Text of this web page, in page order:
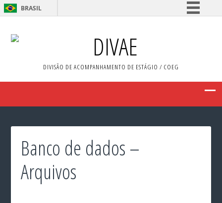
BRASIL
Acesso à informação
DIVAE
DIVISÃO DE ACOMPANHAMENTO DE ESTÁGIO / COEG
Banco de dados –
Arquivos